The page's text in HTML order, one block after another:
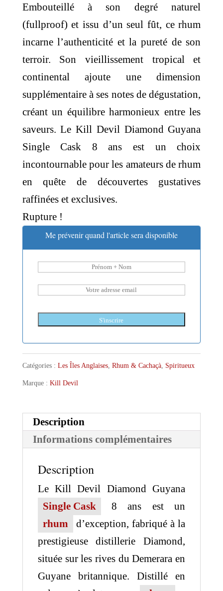
Embouteillé à son degré naturel
(fullproof) et issu d’un seul fût, ce rhum
incarne l’authenticité et la pureté de son
terroir. Son vieillissement tropical et
continental ajoute une dimension
supplémentaire à ses notes de dégustation,
créant un équilibre harmonieux entre les
saveurs. Le Kill Devil Diamond Guyana
Single Cask 8 ans est un choix
incontournable pour les amateurs de rhum
en quête de découvertes gustatives
raffinées et exclusives.
Rupture !
Me prévenir quand l'article sera disponible
S'inscrire
Catégories : Les Îles Anglaises, Rhum & Cachaçà, Spiritueux
Marque : Kill Devil
Description
Informations complémentaires
Description
Le Kill Devil Diamond Guyana
Single Cask
8 ans est un
rhum
d’exception, fabriqué à la
prestigieuse distillerie Diamond,
située sur les rives du Demerara en
Guyane britannique. Distillé en